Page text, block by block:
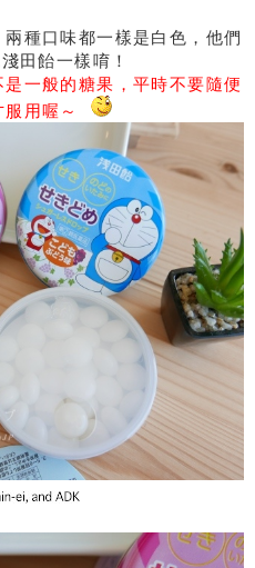
種口味都一樣是白色，他們
田飴一樣唷！
一般的糖果，平時不要隨便
服用喔～